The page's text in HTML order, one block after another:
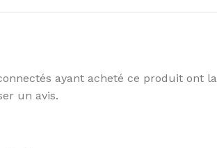
ayant acheté ce produit ont la
un avis.